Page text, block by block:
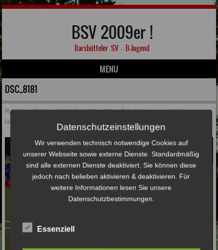
BSV 2009er !
Barsbütteler SV – B-Jugend
MENU
Skip to content
DSC_8181
PublishedOktober 12, 2017at800 × 536inTolle Herbstrunde bleibt ohne
Happy End
Datenschutzeinstellungen
Wir verwenden technisch notwendige Cookies auf
unserer Webseite sowie externe Dienste. Standardmäßig
sind alle externen Dienste deaktiviert. Sie können diese
jedoch nach belieben aktivieren & deaktivieren. Für
weitere Informationen lesen Sie unsere
Datenschutzbestimmungen.
Essenziell